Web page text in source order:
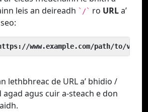
leis an deireadh `/` ro URLa’
www.example.com/path/to/video
lethbhreac de URL a’ bhidio /
agad agus cuir a-steach e don